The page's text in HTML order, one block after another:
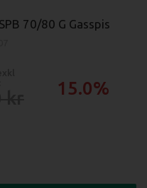
70/80 G Gasspis
15.0%